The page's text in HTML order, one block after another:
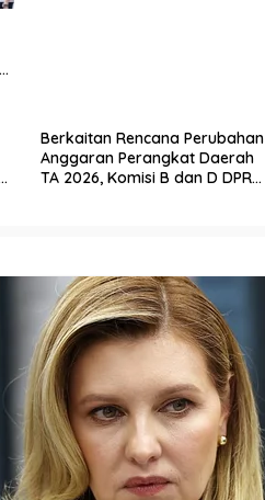
Berkaitan Rencana Perubahan
Anggaran Perangkat Daerah
TA 2026, Komisi B dan D DPRD